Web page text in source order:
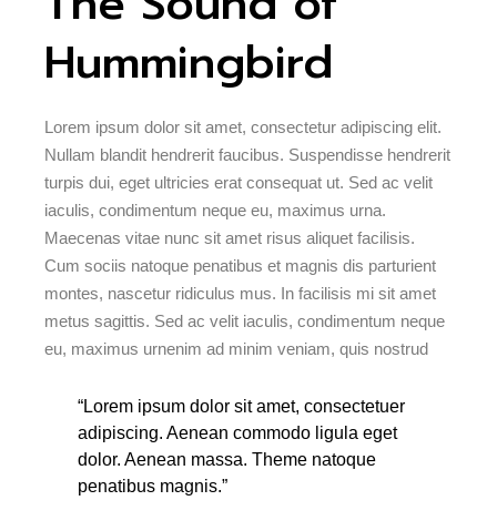
Hummingbird
Lorem ipsum dolor sit amet, consectetur adipiscing elit.
Nullam blandit hendrerit faucibus. Suspendisse hendrerit
turpis dui, eget ultricies erat consequat ut. Sed ac velit
iaculis, condimentum neque eu, maximus urna.
Maecenas vitae nunc sit amet risus aliquet facilisis.
Cum sociis natoque penatibus et magnis dis parturient
montes, nascetur ridiculus mus. In facilisis mi sit amet
metus sagittis. Sed ac velit iaculis, condimentum neque
eu, maximus urnenim ad minim veniam, quis nostrud
“Lorem ipsum dolor sit amet, consectetuer
adipiscing. Aenean commodo ligula eget
dolor. Aenean massa. Theme natoque
penatibus magnis.”